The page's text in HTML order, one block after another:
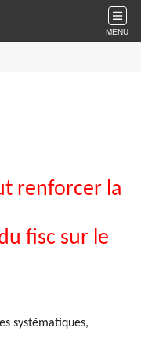
MENU
renforcer la
fisc sur le
systématiques,